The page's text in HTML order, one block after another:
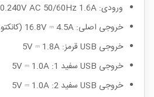
ورودی: 100.240V AC 50/60Hz 1.6A
خروجی اصلی: 16.8V ⎓ 4.5A (کانکتور 2PIN)
خروجی USB قرمز: 5V ⎓ 1.8A
خروجی USB سفید 1: 5V ⎓ 1.0A
خروجی USB سفید 2: 5V ⎓ 1.0A